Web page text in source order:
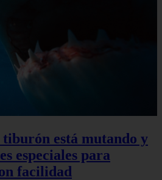
está mutando y
especiales para
facilidad